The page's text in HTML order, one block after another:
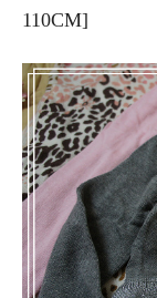
110CM]